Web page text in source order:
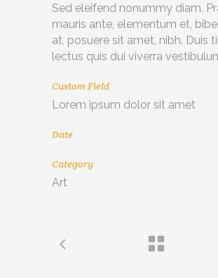
Sed eleifend nonummy diam.
mauris ante, elementum et,
at, posuere sit amet, nibh. Duis
lectus quis dui viverra
Custom Field
Lorem ipsum dolor sit amet
Date
Category
Art